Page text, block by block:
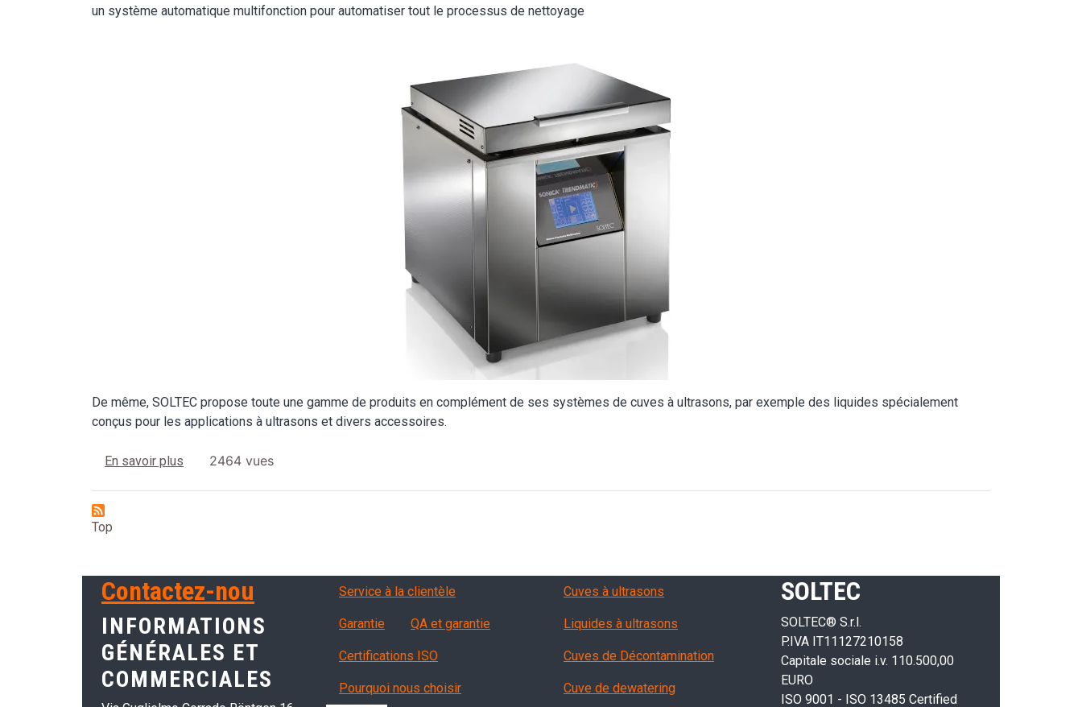
un système automatique multifonction pour automatiser tout le processus de nettoyage
De même, SOLTEC propose toute une gamme de produits en complément de ses systèmes de cuves à ultrasons, par exemple des liquides spécialement
conçus pour les applications à ultrasons et divers accessoires.
En savoir plus sur Cuves à ultrasons SONICA
2464 vues
Top
SOLTEC
SOLTEC® S.r.l.
P.IVA IT11127210158
Capitale sociale i.v. 110.500,00
EURO
ISO 9001 - ISO 13485 Certified
Products
Cuves à ultrasons
Liquides à ultrasons
Cuves de Décontamination
Cuve de dewatering
Servizi, garanzia, QA
Service à la clientèle
Garantie QA et garantie
Certifications ISO
Pourquoi nous choisir
Contactez-nou
INFORMATIONS
GÉNÉRALES ET
COMMERCIALES